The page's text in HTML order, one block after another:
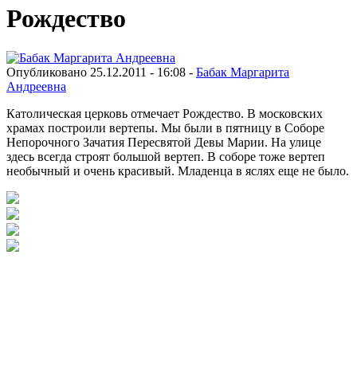
Рождество
Опубликовано 25.12.2011 - 16:08 - Бабак Маргарита
Андреевна
Католическая церковь отмечает Рождество. В московских
храмах построили вертепы. Мы были в пятницу в Соборе
Непорочного Зачатия Пересвятой Девы Марии. На улице
здесь всегда строят большой вертеп. В соборе тоже вертеп
необычный и очень красивый. Младенца в яслях еще не было.